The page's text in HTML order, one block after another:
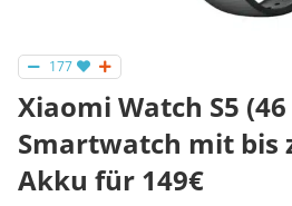
177
Xiaomi Watch S5
Smartwatch mit bis
Akku für 149€